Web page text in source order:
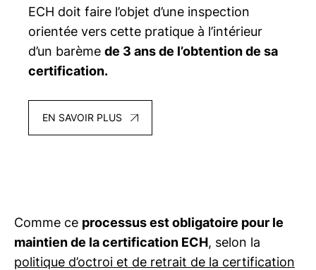
ECH doit faire l’objet d’une inspection
orientée vers cette pratique à l’intérieur
d’un barème de 3 ans de l’obtention de sa
certification.
EN SAVOIR PLUS
Comme ce processus est obligatoire pour le
maintien de la certification ECH, selon la
politique d’octroi et de retrait de la certification